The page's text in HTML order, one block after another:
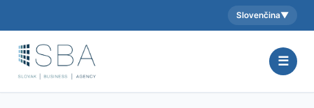
Aktuálny jazyk:
Slovenčina▼
☰